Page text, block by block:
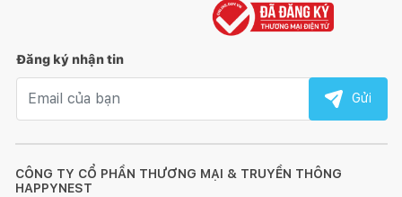
CÔNG TY CỔ PHẦN THƯƠNG MẠI & TRUYỀN THÔNG
HAPPYNEST
Đăng ký nhận tin
Gửi